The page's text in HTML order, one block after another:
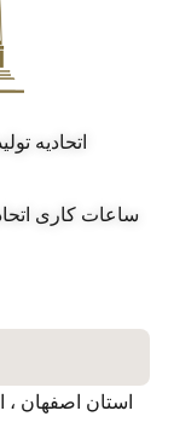
اتحادیه
استان اصفهان ،